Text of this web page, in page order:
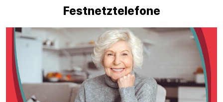
Festnetztelefone